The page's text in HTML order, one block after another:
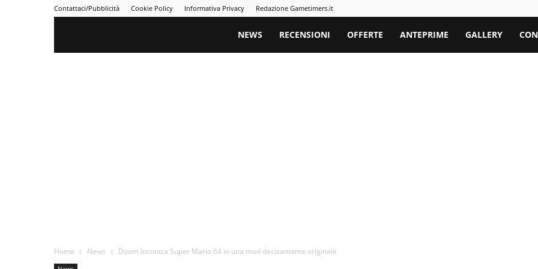
Contattaci/Pubblicità Cookie Policy Informativa Privacy Redazione Gametimers.it
Gametimers
NEWS RECENSIONI OFFERTE ANTEPRIME GALLERY
Home News Doom incontra Super Mario 64 in una mod decisamente originale